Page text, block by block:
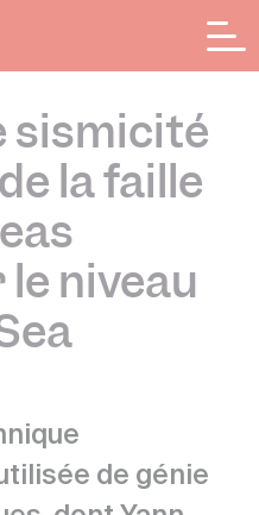
sismicité
la faille
niveau
de génie